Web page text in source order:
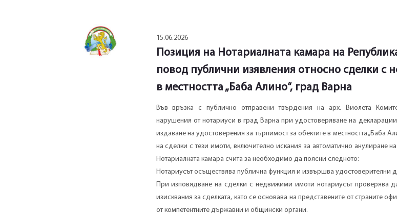
15.06.2026
Позиция на Нотариалната камара на
повод публични изявления относно сделки с
в местността „Баба Алино“, град Варна
Във връзка с публично отправени твърдения на арх. Виолета
нарушения от нотариуси в град Варна при удостоверяване на
издаване на удостоверения за търпимост за обектите в местността „Баба
на сделки с тези имоти, включително искания за автоматично анулиране
Нотариалната камара счита за необходимо да поясни следното:
Нотариусът осъществява публична функция и извършва удостоверителни
При изповядване на сделки с недвижими имоти нотариусът проверява
изисквания за сделката, като се основава на представените от страните
от компетентните държавни и общински органи.